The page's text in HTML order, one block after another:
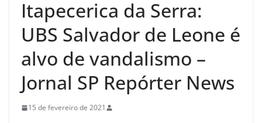
Itapecerica da Serra:
UBS Salvador de Leone é
alvo de vandalismo –
Jornal SP Repórter News
15 de fevereiro de 2021